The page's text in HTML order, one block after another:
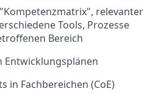
relevanter
Tools, Prozesse
Bereich
in Fachbereichen (CoE)